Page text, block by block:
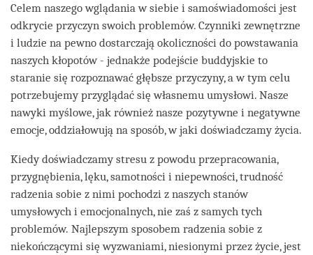
Celem naszego wglądania w siebie i samoświadomości jest
odkrycie przyczyn swoich problemów. Czynniki zewnętrzne
i ludzie na pewno dostarczają okoliczności do powstawania
naszych kłopotów - jednakże podejście buddyjskie to
staranie się rozpoznawać głębsze przyczyny, a w tym celu
potrzebujemy przyglądać się własnemu umysłowi. Nasze
nawyki myślowe, jak również nasze pozytywne i negatywne
emocje, oddziałowują na sposób, w jaki doświadczamy życia.
Kiedy doświadczamy stresu z powodu przepracowania,
przygnębienia, lęku, samotności i niepewności, trudność
radzenia sobie z nimi pochodzi z naszych stanów
umysłowych i emocjonalnych, nie zaś z samych tych
problemów. Najlepszym sposobem radzenia sobie z
niekończącymi się wyzwaniami, niesionymi przez życie, jest